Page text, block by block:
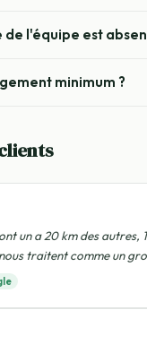
de l'équipe est
minimum ?
un a 20 km des
traitent comme un